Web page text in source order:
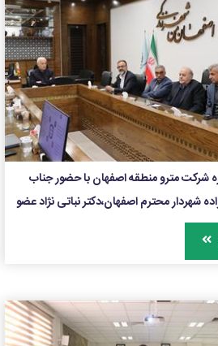
شرکت مترو منطقه اصفهان با حضور جناب
شهردار محترم اصفهان،دکتر نباتی نژاد عضو
شهر، معاون حمل ونقل و ترافیک، مدیر عامل
منطقه اصفهان